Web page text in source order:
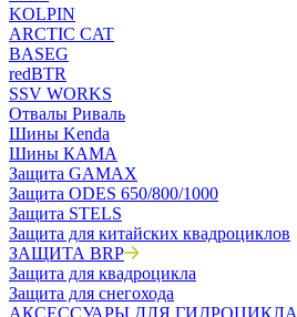
KOLPIN
ARCTIC CAT
BASEG
redBTR
SSV WORKS
Отвалы Риваль
Шины Kenda
Шины КАМА
Защита GAMAX
Защита ODES 650/800/1000
Защита STELS
Защита для китайских квадроциклов
ЗАЩИТА BRP
Защита для квадроцикла
Защита для снегохода
АКСЕССУАРЫ ДЛЯ ГИДРОЦИКЛА